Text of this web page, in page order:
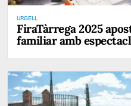
URGELL
FiraTàrrega 2025
familiar amb